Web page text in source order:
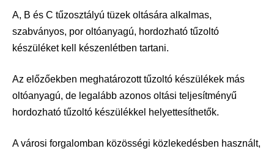
A, B és C tűzosztályú tüzek oltására alkalmas,
szabványos, por oltóanyagú, hordozható tűzoltó
készüléket kell készenlétben tartani.
Az előzőekben meghatározott tűzoltó készülékek más
oltóanyagú, de legalább azonos oltási teljesítményű
hordozható tűzoltó készülékkel helyettesíthetők.
A városi forgalomban közösségi közlekedésben használt,